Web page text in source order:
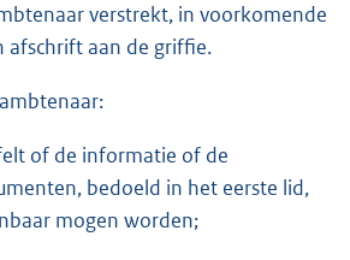
verstrekt, in voorkomende
afschrift aan de griffie.
of de informatie of de
bedoeld in het eerste lid,
mogen worden;